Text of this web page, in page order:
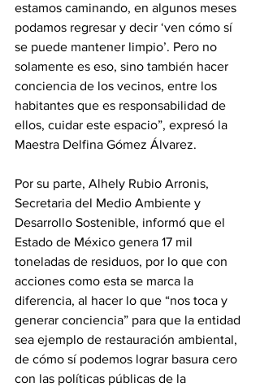
estamos caminando, en algunos meses
podamos regresar y decir ‘ven cómo sí
se puede mantener limpio’. Pero no
solamente es eso, sino también hacer
conciencia de los vecinos, entre los
habitantes que es responsabilidad de
ellos, cuidar este espacio”, expresó la
Maestra Delfina Gómez Álvarez.
Por su parte, Alhely Rubio Arronis,
Secretaria del Medio Ambiente y
Desarrollo Sostenible, informó que el
Estado de México genera 17 mil
toneladas de residuos, por lo que con
acciones como esta se marca la
diferencia, al hacer lo que “nos toca y
generar conciencia” para que la entidad
sea ejemplo de restauración ambiental,
de cómo sí podemos lograr basura cero
con las políticas públicas de la